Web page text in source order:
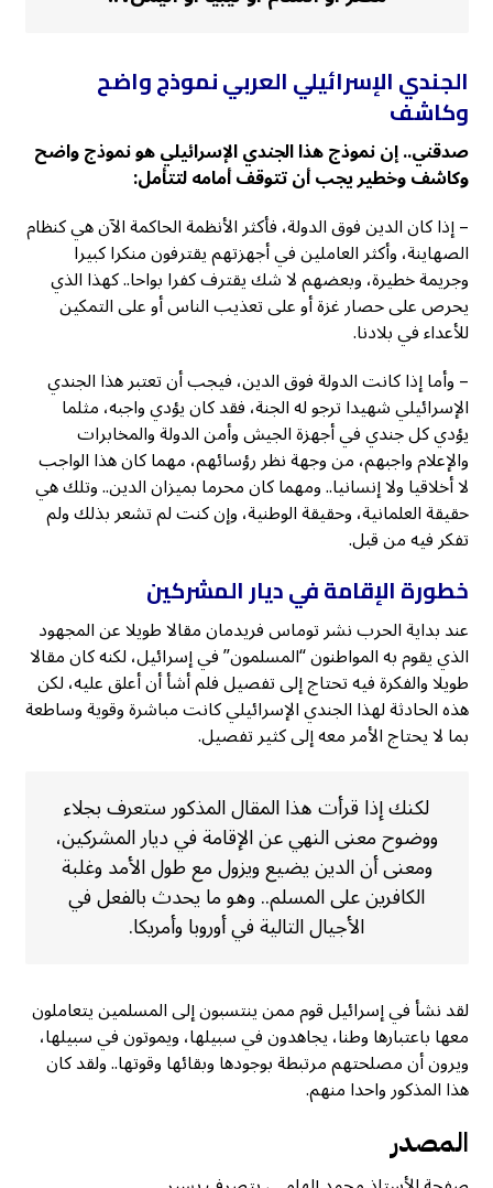
الجندي الإسرائيلي العربي نموذج واضح
وكاشف
صدقني.. إن نموذج هذا الجندي الإسرائيلي هو نموذج واضح
وكاشف وخطير يجب أن تتوقف أمامه لتتأمل:
– إذا كان الدين فوق الدولة، فأكثر الأنظمة الحاكمة الآن هي كنظام
الصهاينة، وأكثر العاملين في أجهزتهم يقترفون منكرا كبيرا
وجريمة خطيرة، وبعضهم لا شك يقترف كفرا بواحا.. كهذا الذي
يحرص على حصار غزة أو على تعذيب الناس أو على التمكين
للأعداء في بلادنا.
– وأما إذا كانت الدولة فوق الدين، فيجب أن تعتبر هذا الجندي
الإسرائيلي شهيدا ترجو له الجنة، فقد كان يؤدي واجبه، مثلما
يؤدي كل جندي في أجهزة الجيش وأمن الدولة والمخابرات
والإعلام واجبهم، من وجهة نظر رؤسائهم، مهما كان هذا الواجب
لا أخلاقيا ولا إنسانيا.. ومهما كان محرما بميزان الدين.. وتلك هي
حقيقة العلمانية، وحقيقة الوطنية، وإن كنت لم تشعر بذلك ولم
تفكر فيه من قبل.
خطورة الإقامة في ديار المشركين
عند بداية الحرب نشر توماس فريدمان مقالا طويلا عن المجهود
الذي يقوم به المواطنون “المسلمون” في إسرائيل، لكنه كان مقالا
طويلا والفكرة فيه تحتاج إلى تفصيل فلم أشأ أن أعلق عليه، لكن
هذه الحادثة لهذا الجندي الإسرائيلي كانت مباشرة وقوية وساطعة
بما لا يحتاج الأمر معه إلى كثير تفصيل.
لكنك إذا قرأت هذا المقال المذكور ستعرف بجلاء
ووضوح معنى النهي عن الإقامة في ديار المشركين،
ومعنى أن الدين يضيع ويزول مع طول الأمد وغلبة
الكافرين على المسلم.. وهو ما يحدث بالفعل في
الأجيال التالية في أوروبا وأمريكا.
لقد نشأ في إسرائيل قوم ممن ينتسبون إلى المسلمين يتعاملون
معها باعتبارها وطنا، يجاهدون في سبيلها، ويموتون في سبيلها،
ويرون أن مصلحتهم مرتبطة بوجودها وبقائها وقوتها.. ولقد كان
هذا المذكور واحدا منهم.
المصدر